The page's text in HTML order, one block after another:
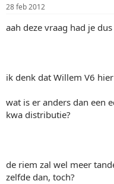
28 feb 2012
aah deze vraag had je
ik denk dat Willem V6
wat is er anders dan een
kwa distributie?
de riem zal wel meer
zelfde dan, toch?